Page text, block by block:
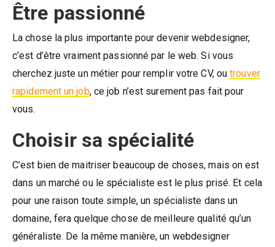
Être passionné
La chose la plus importante pour devenir webdesigner,
c’est d’être vraiment passionné par le web. Si vous
cherchez juste un métier pour remplir votre CV, outrouver
rapidement un job, ce job n’est surement pas fait pour
vous.
Choisir sa spécialité
C’est bien de maitriser beaucoup de choses, mais on est
dans un marché ou le spécialiste est le plus prisé. Et cela
pour une raison toute simple, un spécialiste dans un
domaine, fera quelque chose de meilleure qualité qu’un
généraliste. De la même manière, un webdesigner